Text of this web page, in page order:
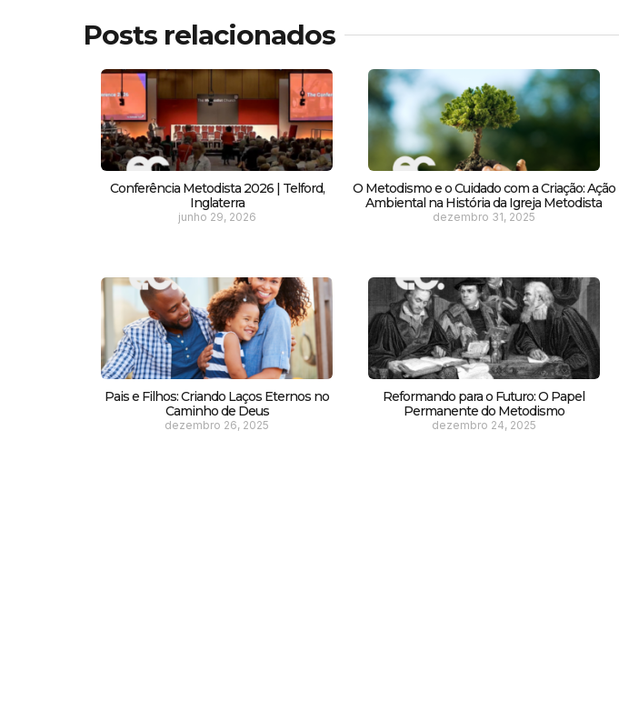
Posts relacionados
Conferência Metodista 2026 | Telford,
Inglaterra
junho 29, 2026
O Metodismo e o Cuidado com a Criação: Ação
Ambiental na História da Igreja Metodista
dezembro 31, 2025
Pais e Filhos: Criando Laços Eternos no
Caminho de Deus
dezembro 26, 2025
Reformando para o Futuro: O Papel
Permanente do Metodismo
dezembro 24, 2025